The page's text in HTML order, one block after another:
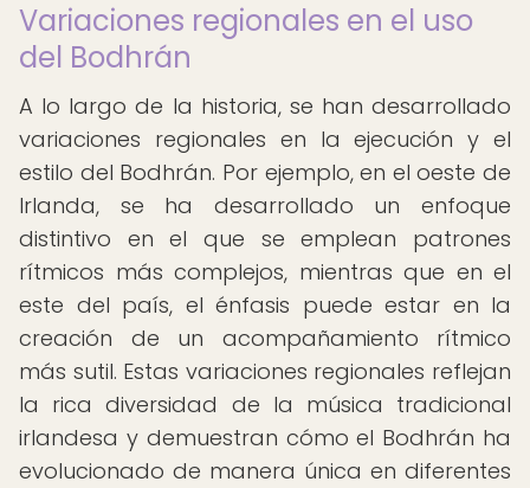
Variaciones regionales en el uso
del Bodhrán
A lo largo de la historia, se han desarrollado
variaciones regionales en la ejecución y el
estilo del Bodhrán. Por ejemplo, en el oeste de
Irlanda, se ha desarrollado un enfoque
distintivo en el que se emplean patrones
rítmicos más complejos, mientras que en el
este del país, el énfasis puede estar en la
creación de un acompañamiento rítmico
más sutil. Estas variaciones regionales reflejan
la rica diversidad de la música tradicional
irlandesa y demuestran cómo el Bodhrán ha
evolucionado de manera única en diferentes